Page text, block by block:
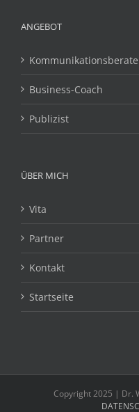
ANGEBOT
Business-Coach
Publizist
ÜBER MICH
Vita
Partner
Kontakt
Startseite
Copyright 2025 | Dr.